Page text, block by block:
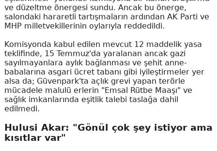
ve düzeltme önergesi sundu. Ancak bu önerge,
salondaki hararetli tartışmaların ardından AK Parti ve
MHP milletvekillerinin oylarıyla reddedildi.
Komisyonda kabul edilen mevcut 12 maddelik yasa
teklifinde, 15 Temmuz'da yaralanan ancak gazi
sayılmayanlara aylık bağlanması ve şehit anne-
babalarına asgari ücret tabanı gibi iyileştirmeler yer
alsa da; Güvenpark'ta açlık grevi yapan terörle
mücadele malulü erlerin "Emsal Rütbe Maaşı" ve
sağlık imkanlarında eşitlik talebi taslağa dahil
edilmedi.
Hulusi Akar: "Gönül çok şey istiyor ama
kısıtlar var"